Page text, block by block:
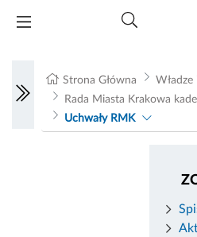
Strona Główna
Rada Miasta Krakowa
Uchwały RMK